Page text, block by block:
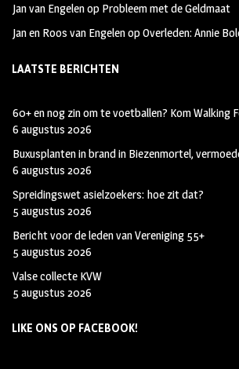
Jan van Engelenop Probleem met de Geldmaat
Jan en Roos van EngelenopOverleden: Annie
LAATSTE BERICHTEN
60+ en nog zin om te voetballen? Kom Walking
6 augustus 2026
Buxusplanten in brand in Biezenmortel,
6 augustus 2026
Spreidingswet asielzoekers: hoe zit dat?
5 augustus 2026
Bericht voor de leden van Vereniging 55+
5 augustus 2026
Valse collecte KVW
5 augustus 2026
LIKE ONS OP FACEBOOK!